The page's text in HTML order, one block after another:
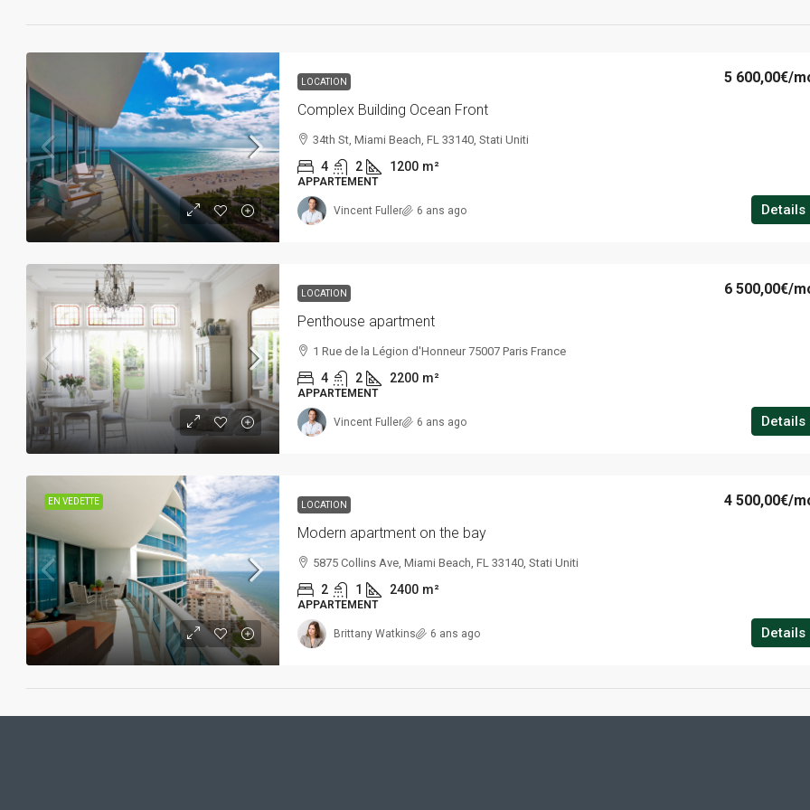
LOCATION
Complex Building Ocean Front
5 600,00€/
34th St, Miami Beach, FL 33140, Stati Uniti
4 2 1200 m²
APPARTEMENT
Details
Vincent Fuller 6 ans ago
LOCATION
Penthouse apartment
6 500,00€/
1 Rue de la Légion d'Honneur 75007 Paris France
4 2 2200 m²
APPARTEMENT
Details
Vincent Fuller 6 ans ago
EN VEDETTE LOCATION
Modern apartment on the bay
4 500,00€/
5875 Collins Ave, Miami Beach, FL 33140, Stati Uniti
2 1 2400 m²
APPARTEMENT
Details
Brittany Watkins 6 ans ago